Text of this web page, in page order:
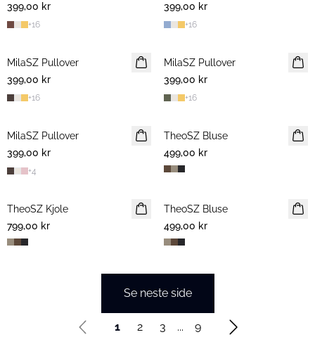
399,00 kr
+16
399,00 kr
+16
NYHET
MilaSZ Pullover
399,00 kr
+16
NYHET
MilaSZ Pullover
399,00 kr
+16
NYHET
MilaSZ Pullover
399,00 kr
+4
NYHET
TheoSZ Bluse
499,00 kr
NYHET
TheoSZ Kjole
799,00 kr
NYHET
TheoSZ Bluse
499,00 kr
Se neste side
1 2 3 ... 9